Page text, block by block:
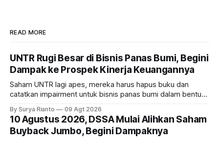
READ MORE
UNTR Rugi Besar di Bisnis Panas Bumi, Begini
Dampak ke Prospek Kinerja Keuangannya
Saham UNTR lagi apes, mereka harus hapus buku dan
catatkan impairment untuk bisnis panas bumi dalam bentuk
bisnis UNTR?
By Surya Rianto 09 Agt 2026
10 Agustus 2026, DSSA Mulai Alihkan Saham
Buyback Jumbo, Begini Dampaknya